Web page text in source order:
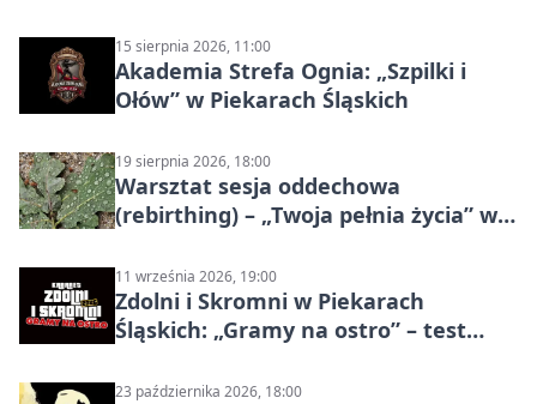
15 sierpnia 2026, 11:00
Akademia Strefa Ognia: „Szpilki i
Ołów” w Piekarach Śląskich
19 sierpnia 2026, 18:00
Warsztat sesja oddechowa
(rebirthing) – „Twoja pełnia życia” w
11 września 2026, 19:00
Zdolni i Skromni w Piekarach
Śląskich: „Gramy na ostro” – test
23 października 2026, 18:00